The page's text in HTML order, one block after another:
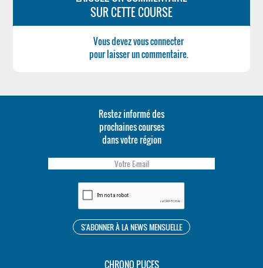
SUR CETTE COURSE
Vous devez vous connecter
pour laisser un commentaire.
Restez informé des
prochaines courses
dans votre région
CHRONO PUCES